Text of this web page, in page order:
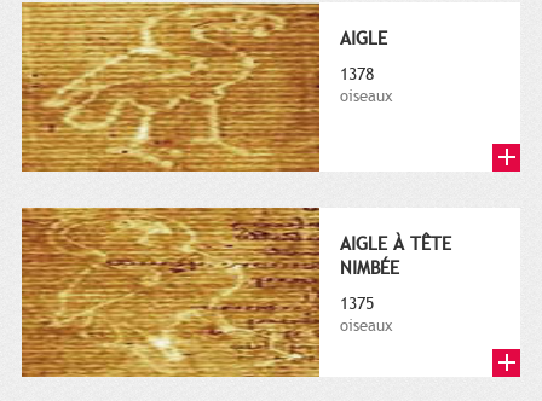
AIGLE
1378
oiseaux
AIGLE À TÊTE
NIMBÉE
1375
oiseaux